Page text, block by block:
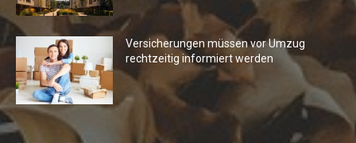
Versicherungen müssen vor Umzug
rechtzeitig informiert werden